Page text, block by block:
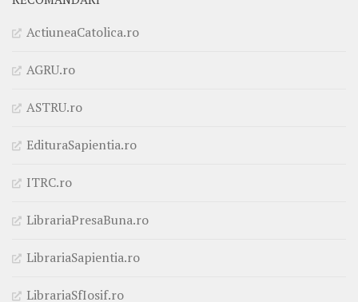
ActiuneaCatolica.ro
AGRU.ro
ASTRU.ro
EdituraSapientia.ro
ITRC.ro
LibrariaPresaBuna.ro
LibrariaSapientia.ro
LibrariaSfIosif.ro